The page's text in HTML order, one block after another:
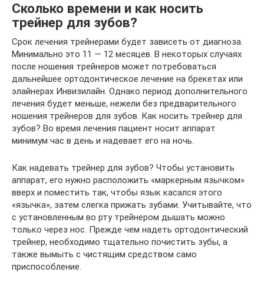
Сколько времени и как носить
трейнер для зубов?
Срок лечения трейнерами будет зависеть от диагноза.
Минимально это 11 — 12 месяцев. В некоторых случаях
после ношения трейнеров может потребоваться
дальнейшее ортодонтическое лечение на брекетах или
элайнерах Инвизилайн. Однако период дополнительного
лечения будет меньше, нежели без предварительного
ношения трейнеров для зубов. Как носить трейнер для
зубов? Во время лечения пациент носит аппарат
минимум час в день и надевает его на ночь.
Как надевать трейнер для зубов? Чтобы установить
аппарат, его нужно расположить «маркерным язычком»
вверх и поместить так, чтобы язык касался этого
«язычка», затем слегка прижать зубами. Учитывайте, что
с установленным во рту трейнером дышать можно
только через нос. Прежде чем надеть ортодонтический
трейнер, необходимо тщательно почистить зубы, а
также вымыть с чистящим средством само
приспособление.